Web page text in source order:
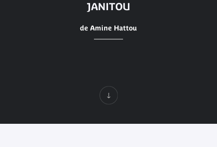
JANITOU
de Amine Hattou